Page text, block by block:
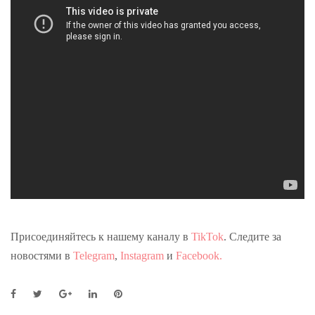
Присоединяйтесь к нашему каналу в TikTok. Следите за
новостями в Telegram, Instagram и Facebook.